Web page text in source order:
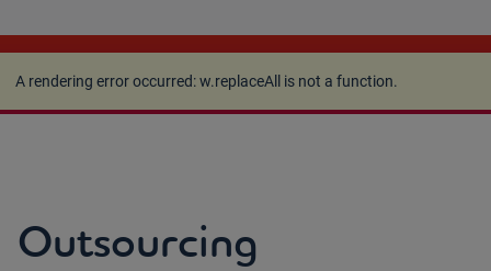
A rendering error occurred:w.replaceAll is not a
function.
A rendering error occurred:w.replaceAll is not a function.
Outsourcing